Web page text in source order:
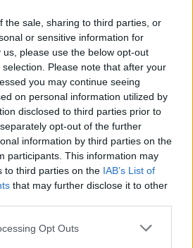
the sale, sharing to third parties, or
or sensitive information for
please use the below opt-out
Please note that after your
you may continue seeing
on personal information utilized by
disclosed to third parties prior to
opt-out of the further
information by third parties on the
participants. This information may
to third parties on the IAB’s List of
that may further disclose it to other
app uses one or more Google
Opt Outs
y
para
a Apeel es un recordatorio
clara y la transparencia
el éxito de cualquier
He visto demasiadas
no supieron abordar las